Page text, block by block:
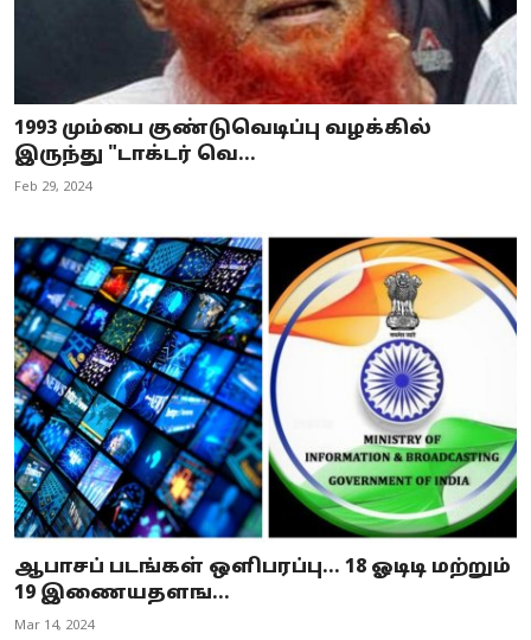
1993 மும்பை குண்டுவெடிப்பு வழக்கில்
இருந்து "டாக்டர் வெ...
Feb 29, 2024
ஆபாசப் படங்கள் ஒளிபரப்பு... 18 ஓடிடி மற்றும்
19 இணையதளங...
Mar 14, 2024